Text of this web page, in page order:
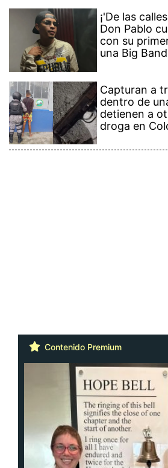
¡'De las
Don Pablo
con su
una Big Band
Capturan a
dentro de
detienen a
droga en
Contenido Premium